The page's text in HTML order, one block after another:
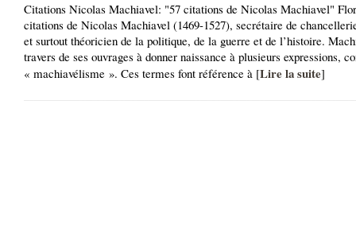
Citations Nicolas Machiavel: "57 citations de Nicolas Machiavel"
citations de Nicolas Machiavel (1469-1527), secrétaire de
et surtout théoricien de la politique, de la guerre et de l’histoire.
travers de ses ouvrages à donner naissance à plusieurs expressions,
« machiavélisme ». Ces termes font référence à [Lire la suite]